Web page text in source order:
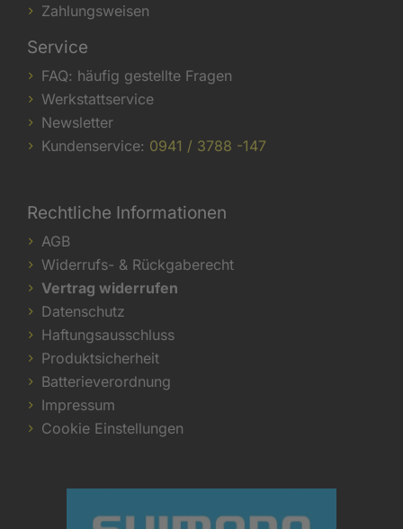
Zahlungsweisen
Service
FAQ: häufig gestellte Fragen
Werkstattservice
Newsletter
Kundenservice: 0941 / 3788 -147
Rechtliche Informationen
AGB
Widerrufs- & Rückgaberecht
Vertrag widerrufen
Datenschutz
Haftungsausschluss
Produktsicherheit
Batterieverordnung
Impressum
Cookie Einstellungen